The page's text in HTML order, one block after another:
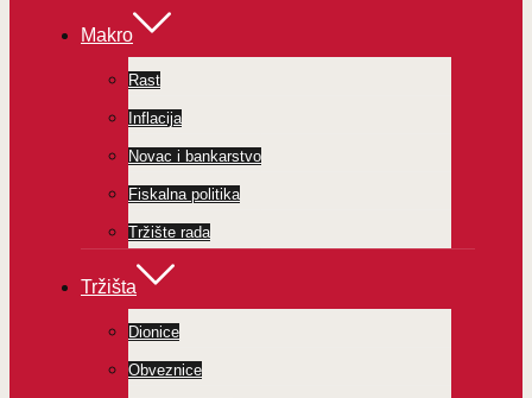
Makro
Rast
Inflacija
Novac i bankarstvo
Fiskalna politika
Tržište rada
Tržišta
Dionice
Obveznice